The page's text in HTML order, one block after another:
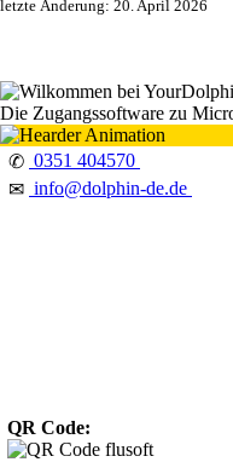
letzte Änderung: 20. April 2026
Die Zugangssoftware zu
✆ 0351 404570
✉ info@dolphin-de.de
QR Code: